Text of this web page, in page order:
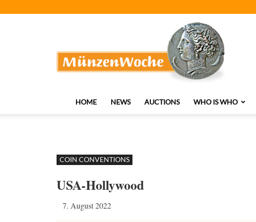
HOME NEWS AUCTIONS WHO IS WHO
COIN CONVENTIONS
USA-Hollywood
7. August 2022